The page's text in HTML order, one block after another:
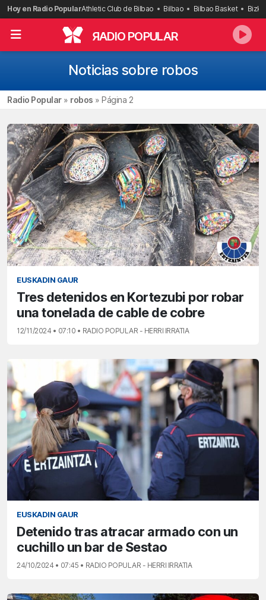
Saltar
al
contenido
Hoy en Radio PopularAthletic Club de Bilbao Bilbao Bilbao Basket
RADIO POPULAR
Noticias sobre robos
Radio Popular» robos » Página 2
EUSKADIN GAUR
Tres detenidos en Kortezubi por robar
una tonelada de cable de cobre
12/11/2024 • 07:10 • RADIO POPULAR - HERRI IRRATIA
EUSKADIN GAUR
Detenido tras atracar armado con un
cuchillo un bar de Sestao
24/10/2024 • 07:45 • RADIO POPULAR - HERRI IRRATIA